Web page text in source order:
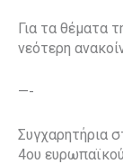
Για τα θέματα
νεότερη
—-
Συγχαρητήρια
4ου